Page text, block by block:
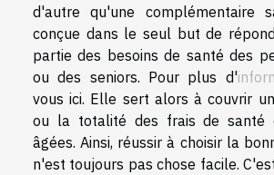
d'autre qu'une complémentaire
conçue dans le seul but de
partie des besoins de santé des
ou des seniors. Pour plus d'
vous ici. Elle sert alors à couvrir
ou la totalité des frais de santé
âgées. Ainsi, réussir à choisir la
n'est toujours pas chose facile.